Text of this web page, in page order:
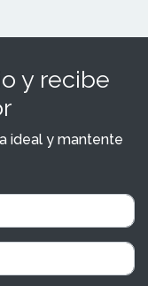
y recibe
ideal y mantente